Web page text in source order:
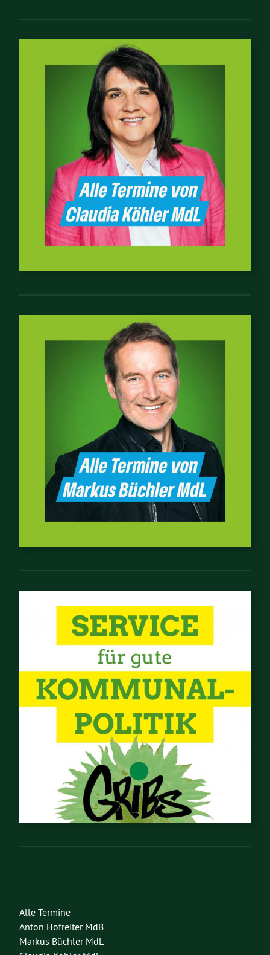
Alle Termine
Anton Hofreiter MdB
Markus Büchler MdL